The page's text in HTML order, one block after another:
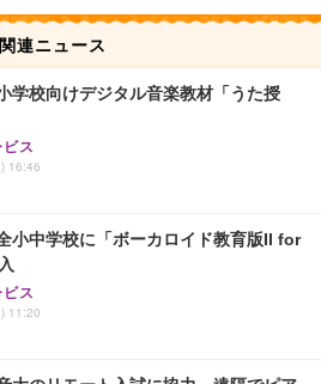
関連ニュース
学校向けデジタル音楽教材「うた授
ス
16:46
小中学校に「ボーカロイド教育版II for
ス
11:20